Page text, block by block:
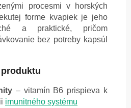
procesmi v horských
forme kvapiek je jeho
a praktické, pričom
bez potreby kapsúl
– vitamín B6 prispieva k
imunitného systému